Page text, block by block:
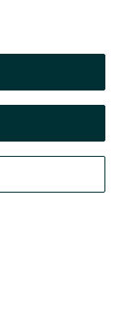
powyżej,
brzmieniu.